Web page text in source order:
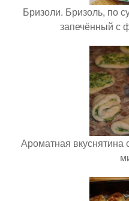
Бризоли. Бризоль, по
запечённый с
Ароматная вкуснятина